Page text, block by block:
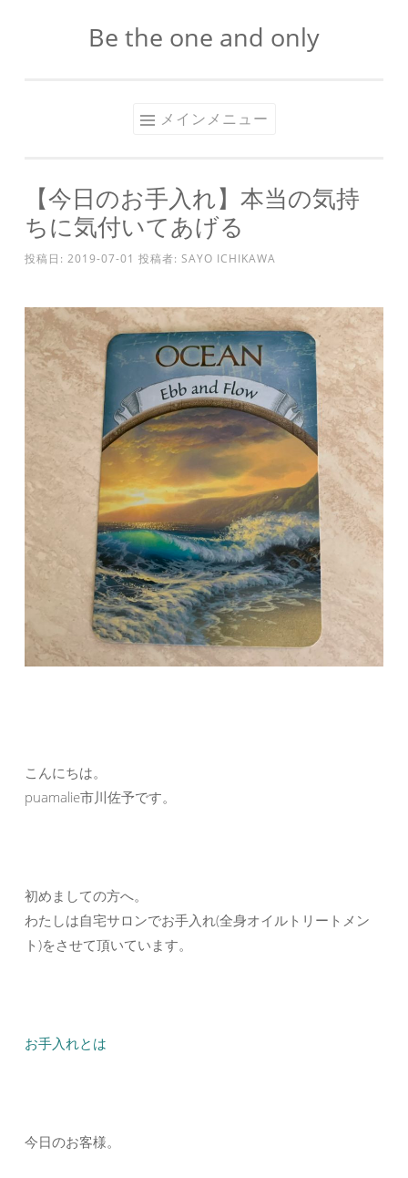
ッ
プ
Be the one and only
メインメニュー
【今日のお手入れ】本当の気持
ちに気付いてあげる
投稿日: 2019-07-01 投稿者: SAYO ICHIKAWA
こんにちは。
puamalie市川佐予です。
初めましての方へ。
わたしは自宅サロンでお手入れ(全身オイルトリートメン
ト)をさせて頂いています。
お手入れとは
今日のお客様。